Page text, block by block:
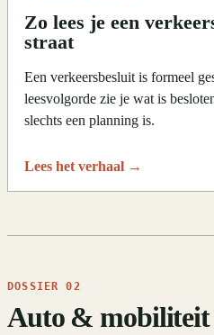
Zo lees je een
straat
Een verkeersbesluit is formeel
leesvolgorde zie je wat is
slechts een planning is.
Lees het verhaal →
DOSSIER 02
Auto & mobiliteit